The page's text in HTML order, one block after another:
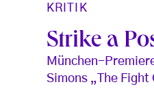
KRITIK
Strike a
München-
Simons „The Fight